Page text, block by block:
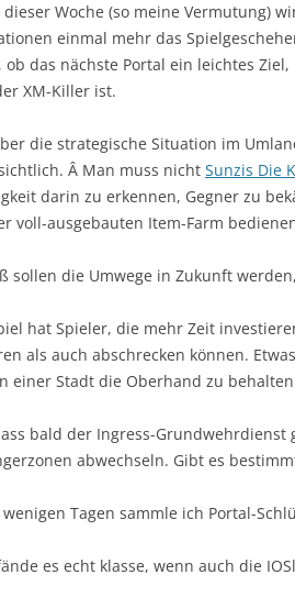
dieser Woche (so meine Vermutung)
einmal mehr das
ob das nächste Portal ein leichtes
XM-Killer ist.
die strategische Situation im
Â Man muss nicht Sunzis Die
darin zu erkennen, Gegner zu
voll-ausgebauten Item-Farm
sollen die Umwege in Zukunft
hat Spieler, die mehr Zeit
als auch abschrecken können.
einer Stadt die Oberhand zu
bald der Ingress-
abwechseln. Gibt es
wenigen Tagen sammle ich Portal-
es echt klasse, wenn auch die